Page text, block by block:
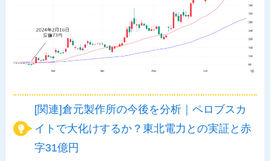
[関連]倉元製作所の今後を分析｜ペロブスカ
イトで大化けするか？東北電力との実証と赤
字31億円